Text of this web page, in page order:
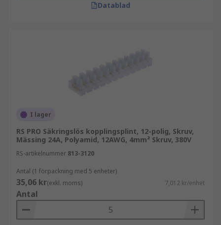
Datablad
I lager
RS PRO Säkringslös kopplingsplint, 12-polig, Skruv,
Mässing 24A, Polyamid, 12AWG, 4mm² Skruv, 380V
RS-artikelnummer 813-3120
Antal (1 förpackning med 5 enheter)
35,06 kr(exkl. moms) 7,012 kr/enhet
Antal